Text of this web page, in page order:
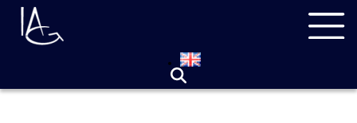
Pular
para